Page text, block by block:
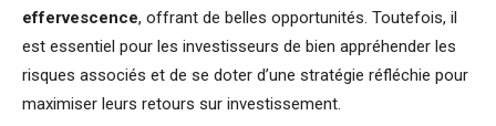
effervescence, offrant de belles opportunités. Toutefois, il
est essentiel pour les investisseurs de bien appréhender les
risques associés et de se doter d’une stratégie réfléchie pour
maximiser leurs retours sur investissement.